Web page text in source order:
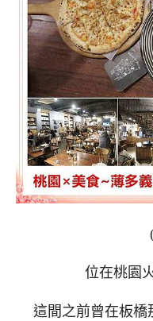
位在桃園
這間之前曾在板橋